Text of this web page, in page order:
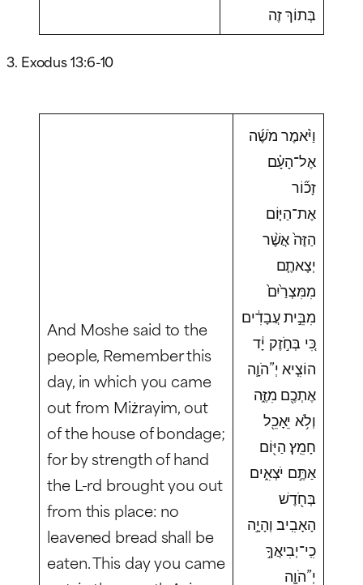
בְּתוֹךְ זֶה
3. Exodus 13:6-10
And Moshe said to the
people, Remember this
day, in which you came
out from Miżrayim, out
of the house of bondage;
for by strength of hand
the L-rd brought you out
from this place: no
leavened bread shall be
eaten. This day you came
וַיֹּ֨אמֶר מֹשֶׁ֜ה
אֶל־הָעָ֗ם
זָכ֞וֹר
אֶת־הַיּ֤וֹם
הַזֶּה֙ אֲשֶׁ֨ר
יְצָאתֶ֤ם
מִמִּצְרַ֙יִם֙
מִבֵּ֣ית עֲבָדִ֔ים
כִּ֚י בְּחֹ֣זֶק יָ֔ד
הוֹצִ֧יא יְ”הֹוָ֛ה
אֶתְכֶ֖ם מִזֶּ֑ה
וְלֹ֥א יֵאָכֵ֖ל
חָמֵֽץ׃ הַיּ֖וֹם
אַתֶּ֣ם יֹצְאִ֑ים
בְּחֹ֖דֶשׁ
הָאָבִֽיב׃ וְהָיָ֣ה
כִֽי־יְבִיאֲךָ֣
יְ”הֹוָ֛ה